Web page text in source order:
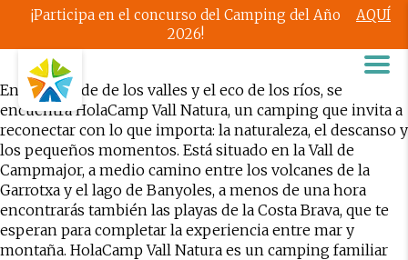
¡Participa en el concurso del Camping del Año
2026!
AQUÍ
Entre el verde de los valles y el eco de los ríos, se
encuentraHolaCamp Vall Natura, un camping que invita a
reconectar con lo que importa: la naturaleza, el descanso y
los pequeños momentos. Está situado en la Vall de
Campmajor, a medio camino entre los volcanes de la
Garrotxa y el lago de Banyoles, a menos de una hora
encontrarás también las playas de la Costa Brava, que te
esperan para completar la experiencia entre mar y
montaña. HolaCamp Vall Natura es un camping familiar